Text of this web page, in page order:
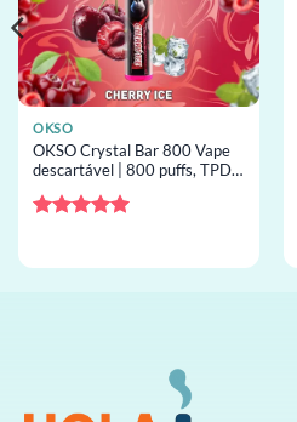
OKSO
OKSO Crystal Bar 800 Vape
descartável | 800 puffs, TPD
por atacado